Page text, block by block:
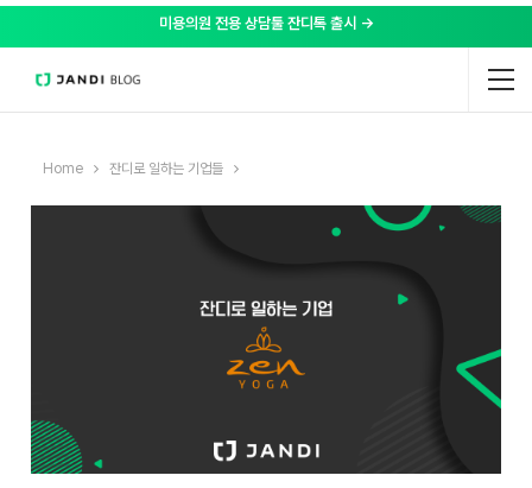
미용의원 전용 상담툴 잔디톡 출시 →
Home 잔디로 일하는 기업들